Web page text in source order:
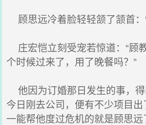
顾思远冷着脸轻轻颔了颔首：
庄宏恺立刻受宠若惊道：“顾
个时候过来了，用了晚餐吗？”
他因为订婚那日发生的事，得
今日刚去公司，便有不少项目
一能帮他度过危机的就是顾思远